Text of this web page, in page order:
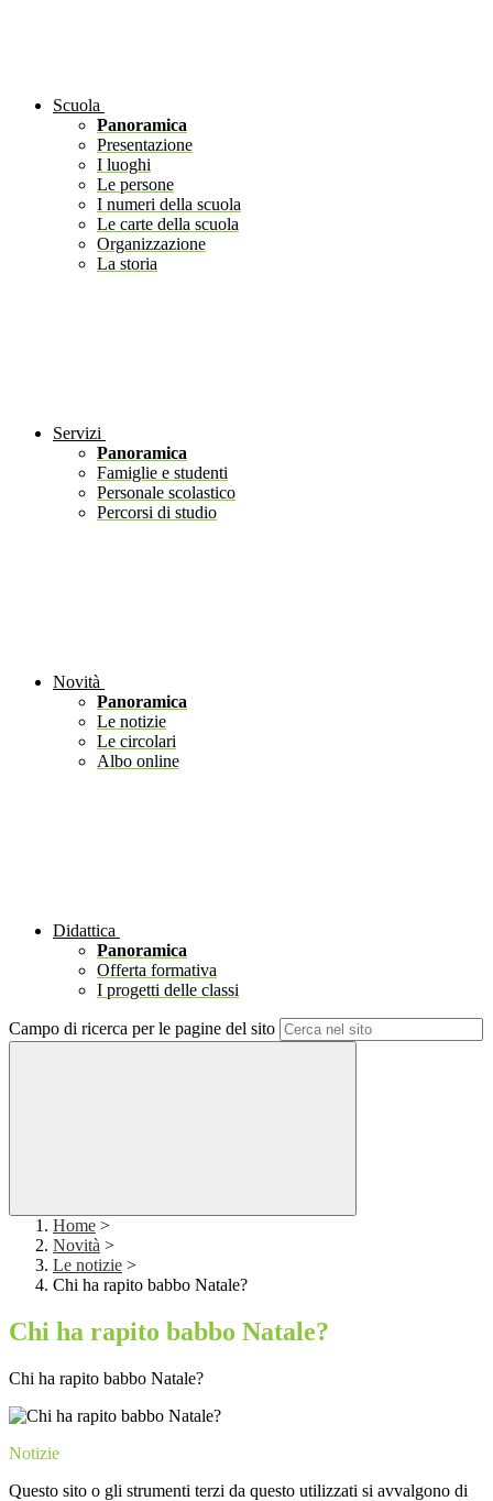
Scuola
Panoramica
Presentazione
I luoghi
Le persone
I numeri della scuola
Le carte della scuola
Organizzazione
La storia
Servizi
Panoramica
Famiglie e studenti
Personale scolastico
Percorsi di studio
Novità
Panoramica
Le notizie
Le circolari
Albo online
Didattica
Panoramica
Offerta formativa
I progetti delle classi
Campo di ricerca per le pagine del sito
Home >
Novità >
Le notizie >
Chi ha rapito babbo Natale?
Chi ha rapito babbo Natale?
Chi ha rapito babbo Natale?
Notizie
Questo sito o gli strumenti terzi da questo utilizzati si avvalgono di